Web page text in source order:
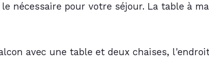
nécessaire pour votre séjour. La table à
avec une table et deux chaises,